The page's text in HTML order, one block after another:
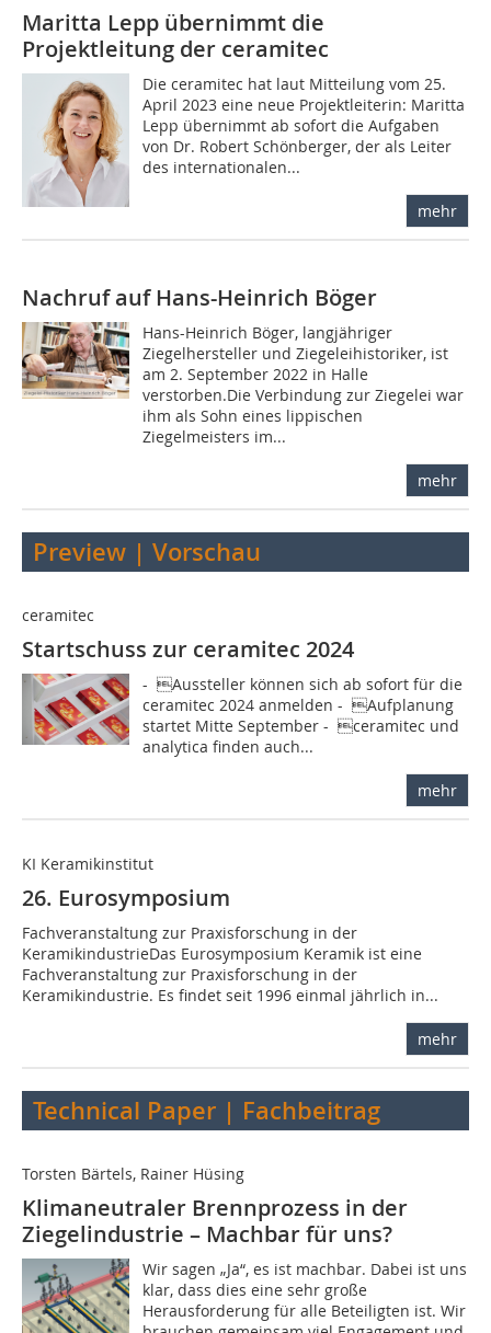
Maritta Lepp übernimmt die
Projektleitung der ceramitec
Die ceramitec hat laut Mitteilung vom 25.
April 2023 eine neue Projektleiterin: Maritta
Lepp übernimmt ab sofort die Aufgaben
von Dr. Robert Schönberger, der als Leiter
des internationalen...
mehr
Nachruf auf Hans-Heinrich Böger
Hans-Heinrich Böger, langjähriger
Ziegelhersteller und Ziegeleihistoriker, ist
am 2. September 2022 in Halle
verstorben.Die Verbindung zur Ziegelei war
ihm als Sohn eines lippischen
Ziegelmeisters im...
mehr
Preview | Vorschau
ceramitec
Startschuss zur ceramitec 2024
- Aussteller können sich ab sofort für die
ceramitec 2024 anmelden - Aufplanung
startet Mitte September - ceramitec und
analytica finden auch...
mehr
KI Keramikinstitut
26. Eurosymposium
Fachveranstaltung zur Praxisforschung in der
KeramikindustrieDas Eurosymposium Keramik ist eine
Fachveranstaltung zur Praxisforschung in der
Keramikindustrie. Es findet seit 1996 einmal jährlich in...
mehr
Technical Paper | Fachbeitrag
Torsten Bärtels, Rainer Hüsing
Klimaneutraler Brennprozess in der
Ziegelindustrie – Machbar für uns?
Wir sagen „Ja“, es ist machbar. Dabei ist uns
klar, dass dies eine sehr große
Herausforderung für alle Beteiligten ist. Wir